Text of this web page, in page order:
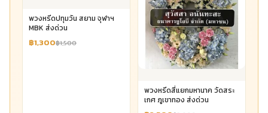
พวงหรีดปทุมวัน สยาม จุฬาฯ
MBK ส่งด่วน
฿1,300฿1,500
พวงหรีดสี่แยกมหานาค วัดสระ
เกศ ภูเขาทอง ส่งด่วน